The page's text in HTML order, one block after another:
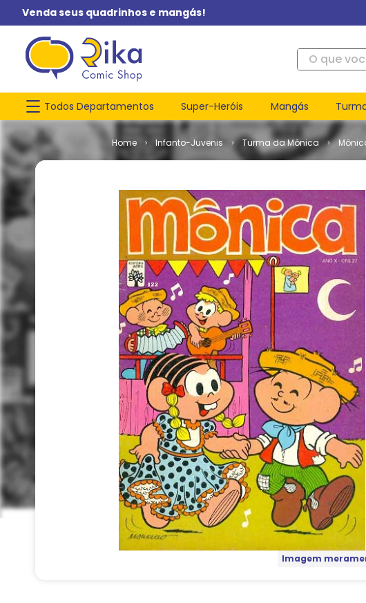
Venda seus quadrinhos e mangás!
O que você
Todos Departamentos Super-Heróis Mangás
Infanto-Juvenis Turma da Mônica
Imagem